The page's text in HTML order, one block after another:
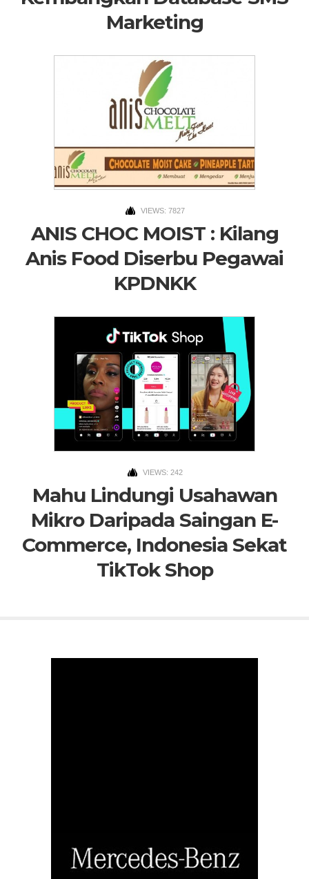
Marketing
VIEWS: 7827
ANIS CHOC MOIST : Kilang
Anis Food Diserbu Pegawai
KPDNKK
VIEWS: 242
Mahu Lindungi Usahawan
Mikro Daripada Saingan E-
Commerce, Indonesia Sekat
TikTok Shop